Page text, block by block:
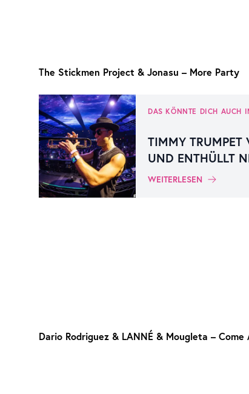
The Stickmen Project & Jonasu – More Party
DAS KÖNNTE DICH AUCH
TIMMY TRUMPET
UND ENTHÜLLT
WEITERLESEN
Dario Rodriguez & LANNÉ & Mougleta – Come